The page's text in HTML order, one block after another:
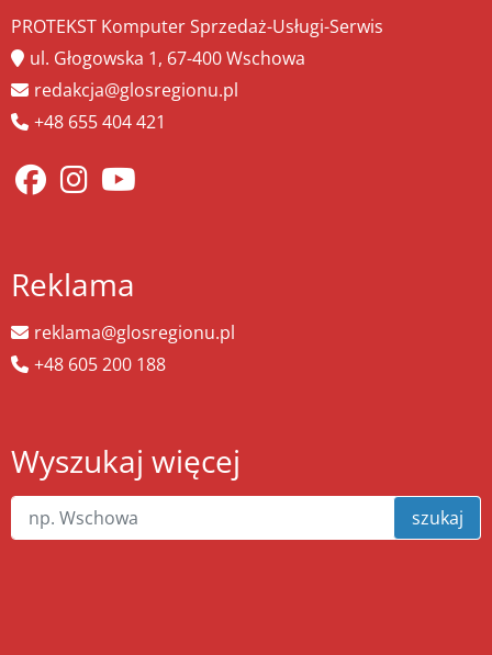
PROTEKST Komputer Sprzedaż-Usługi-Serwis
ul. Głogowska 1, 67-400 Wschowa
redakcja@glosregionu.pl
+48 655 404 421
Reklama
reklama@glosregionu.pl
+48 605 200 188
Wyszukaj więcej
szukaj